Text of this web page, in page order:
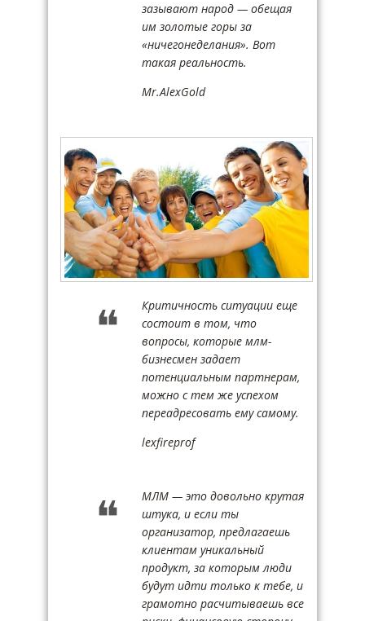
зазывают народ — обещая
им золотые горы за
«ничегонеделания». Вот
такая реальность.
Mr.AlexGold
Критичность ситуации еще
состоит в том, что
вопросы, которые млм-
бизнесмен задает
потенциальным партнерам,
можно с тем же успехом
переадресовать ему самому.
lexfireprof
МЛМ — это довольно крутая
штука, и если ты
организатор, предлагаешь
клиентам уникальный
продукт, за которым люди
будут идти только к тебе, и
грамотно расчитываешь все